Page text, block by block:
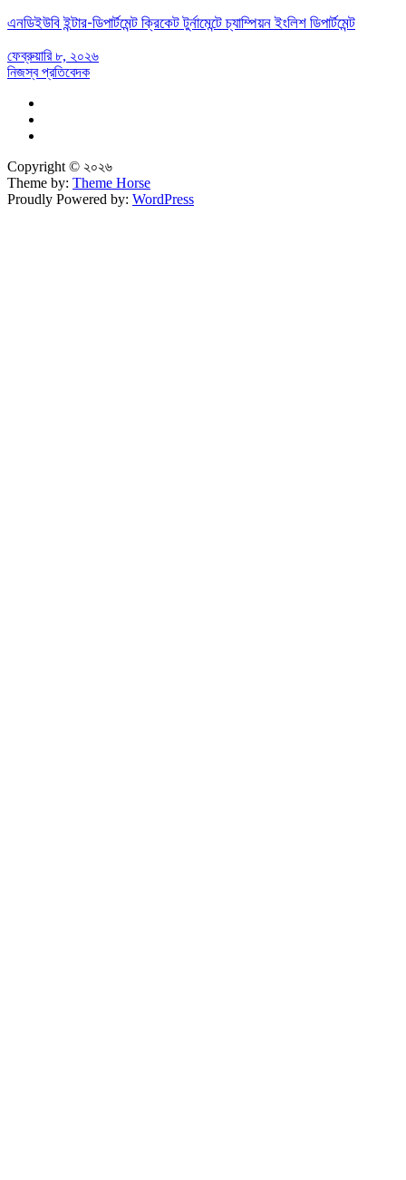
এনডিইউবি ইন্টার-ডিপার্টমেন্ট ক্রিকেট টুর্নামেন্টে চ্যাম্পিয়ন ইংলিশ ডিপার্টমেন্ট
ফেব্রুয়ারি ৮, ২০২৬
নিজস্ব প্রতিবেদক
Copyright © ২০২৬
Theme by: Theme Horse
Proudly Powered by: WordPress